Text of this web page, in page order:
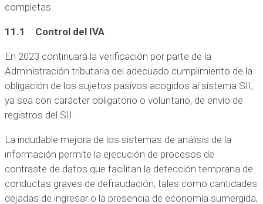
completas.
11.1 Control del IVA
En 2023 continuará la verificación por parte de la
Administración tributaria del adecuado cumplimiento de la
obligación de los sujetos pasivos acogidos al sistema SII,
ya sea con carácter obligatorio o voluntario, de envío de
registros del SII.
La indudable mejora de los sistemas de análisis de la
información permite la ejecución de procesos de
contraste de datos que facilitan la detección temprana de
conductas graves de defraudación, tales como cantidades
dejadas de ingresar o la presencia de economía sumergida,